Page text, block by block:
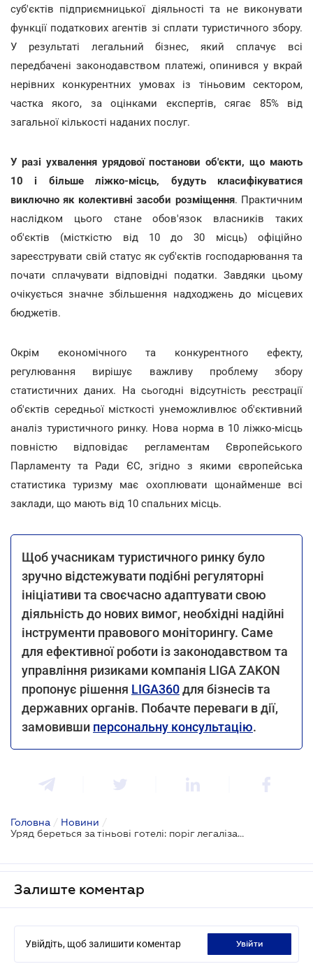
суб'єктів підприємницької діяльності та не виконувати
функції податкових агентів зі сплати туристичного збору.
У результаті легальний бізнес, який сплачує всі
передбачені законодавством платежі, опинився у вкрай
нерівних конкурентних умовах із тіньовим сектором,
частка якого, за оцінками експертів, сягає 85% від
загальної кількості наданих послуг.
У разі ухвалення урядової постанови об'єкти, що мають
10 і більше ліжко-місць, будуть класифікуватися
виключно як колективні засоби розміщення. Практичним
наслідком цього стане обов'язок власників таких
об'єктів (місткістю від 10 до 30 місць) офіційно
зареєструвати свій статус як суб'єктів господарювання та
почати сплачувати відповідні податки. Завдяки цьому
очікується значне збільшення надходжень до місцевих
бюджетів.
Окрім економічного та конкурентного ефекту,
регулювання вирішує важливу проблему збору
статистичних даних. На сьогодні відсутність реєстрації
об'єктів середньої місткості унеможливлює об'єктивний
аналіз туристичного ринку. Нова норма в 10 ліжко-місць
повністю відповідає регламентам Європейського
Парламенту та Ради ЄС, згідно з якими європейська
статистика туризму має охоплювати щонайменше всі
заклади, що мають від 10 спальних місць.
Щоб учасникам туристичного ринку було
зручно відстежувати подібні регуляторні
ініціативи та своєчасно адаптувати свою
діяльність до нових вимог, необхідні надійні
інструменти правового моніторингу. Саме
для ефективної роботи із законодавством та
управління ризиками компанія LIGA ZAKON
пропонує рішення LIGA360для бізнесів та
державних органів. Побачте переваги в дії,
замовивши персональну консультацію.
Головна / Новини /
Уряд береться за тіньові готелі: поріг легалізації бізнесу знизять утричі
Залиште коментар
Увійдіть, щоб залишити коментар увійти